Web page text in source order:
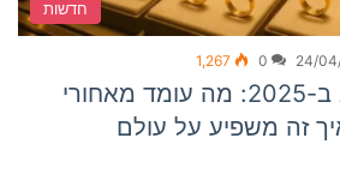
חדשות
24/
0
1,267
עליית מחירי הזהב ב-2025: מה עומד מאחורי
זה משפיע על עולם